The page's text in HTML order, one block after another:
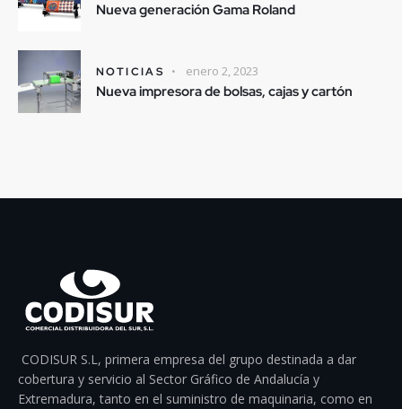
Nueva generación Gama Roland
NOTICIAS enero 2, 2023
Nueva impresora de bolsas, cajas y cartón
CODISUR S.L, primera empresa del grupo destinada a dar
cobertura y servicio al Sector Gráfico de Andalucía y
Extremadura, tanto en el suministro de maquinaria, como en